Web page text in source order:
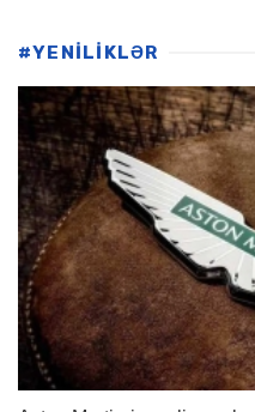
#YENİLİKLƏR